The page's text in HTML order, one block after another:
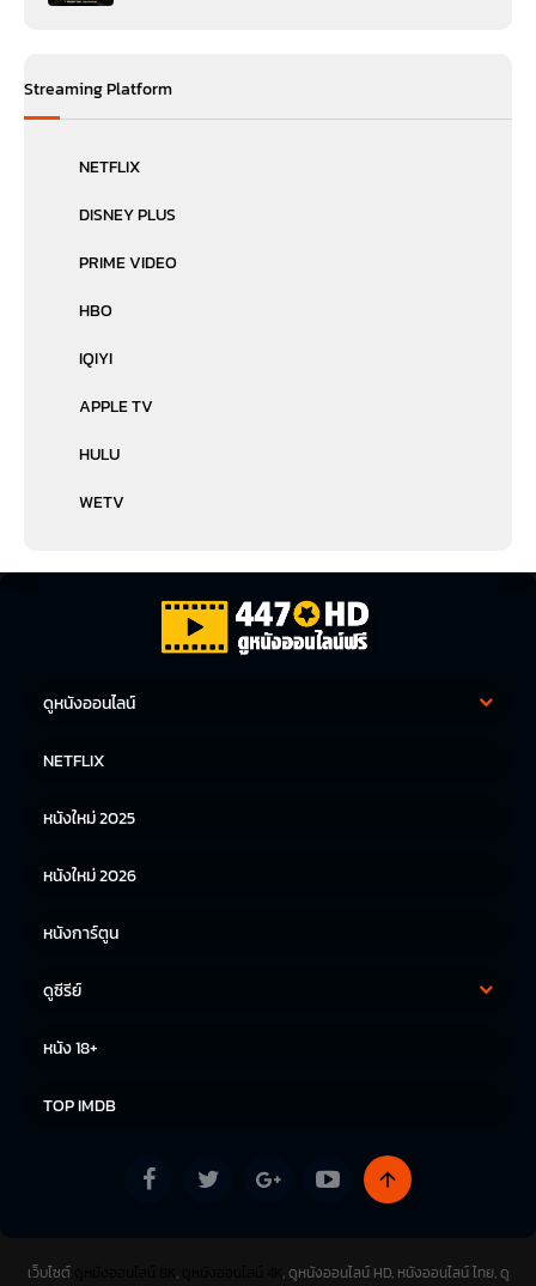
Streaming Platform
NETFLIX
DISNEY PLUS
PRIME VIDEO
HBO
IQIYI
APPLE TV
HULU
WETV
ดูหนังออนไลน์
หนังญี่ปุ่น
NETFLIX
หนังใหม่ 2025
หนังใหม่ 2026
หนังการ์ตูน
ดูซีรีย์
หนัง 18+
TOP IMDB
เว็บไซต์ ,
, ดูหนังออนไลน์ HD, หนังออนไลน์ ไทย, ดู